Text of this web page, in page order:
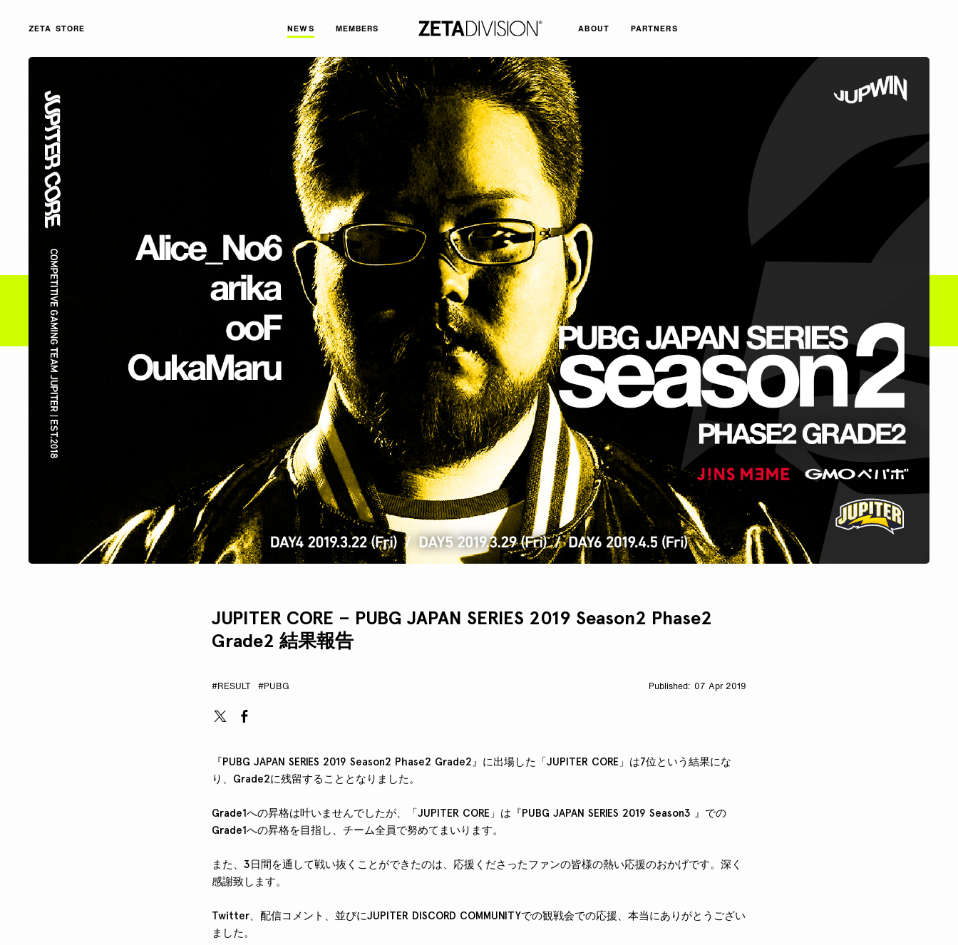
NEWS MEMBERS ABOUT PARTNERS
ZETA STORE
JUPITER CORE – PUBG JAPAN SERIES 2019 Season2 Phase2
Grade2 結果報告
#RESULT #PUBG 07 Apr 2019
『PUBG JAPAN SERIES 2019 Season2 Phase2 Grade2』に出場した「JUPITER CORE」は7位という結果にな
り、Grade2に残留することとなりました。
Grade1への昇格は叶いませんでしたが、「JUPITER CORE」は『PUBG JAPAN SERIES 2019 Season3 』での
Grade1への昇格を目指し、チーム全員で努めてまいります。
また、3日間を通して戦い抜くことができたのは、応援くださったファンの皆様の熱い応援のおかげです。深く
感謝致します。
Twitter、配信コメント、並びにJUPITER DISCORD COMMUNITYでの観戦会での応援、本当にありがとうござい
ました。